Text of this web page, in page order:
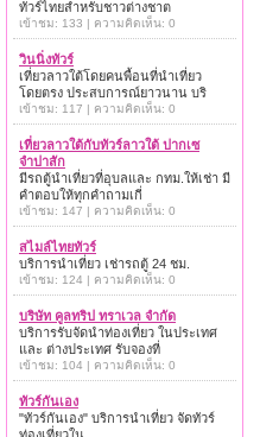
ทัวร์ไทยสำหรับชาวต่างชาต
เข้าชม: 133 | ความคิดเห็น: 0
วินนิ่งทัวร์
เที่ยวลาวใต้โดยคนพื้อนที่นำเที่ยว
โดยตรง ประสบการณ์ยาวนาน บริ
เข้าชม: 117 | ความคิดเห็น: 0
เที่ยวลาวใต้กับทัวร์ลาวใต้ ปากเซ
จำปาสัก
มีรถตู้นำเที่ยวที่อุบลและ กทม.ให้เช่า มี
คำตอบให้ทุกคำถามเกี่
เข้าชม: 147 | ความคิดเห็น: 0
สไมล์ไทยทัวร์
บริการนำเที่ยว เช่ารถตู้ 24 ชม.
เข้าชม: 124 | ความคิดเห็น: 0
บริษัท คูลทริป ทราเวล จำกัด
บริการรับจัดนำท่องเที่ยว ในประเทศ
และ ต่างประเทศ รับจองที่
เข้าชม: 104 | ความคิดเห็น: 0
ทัวร์กันเอง
"ทัวร์กันเอง" บริการนำเที่ยว จัดทัวร์